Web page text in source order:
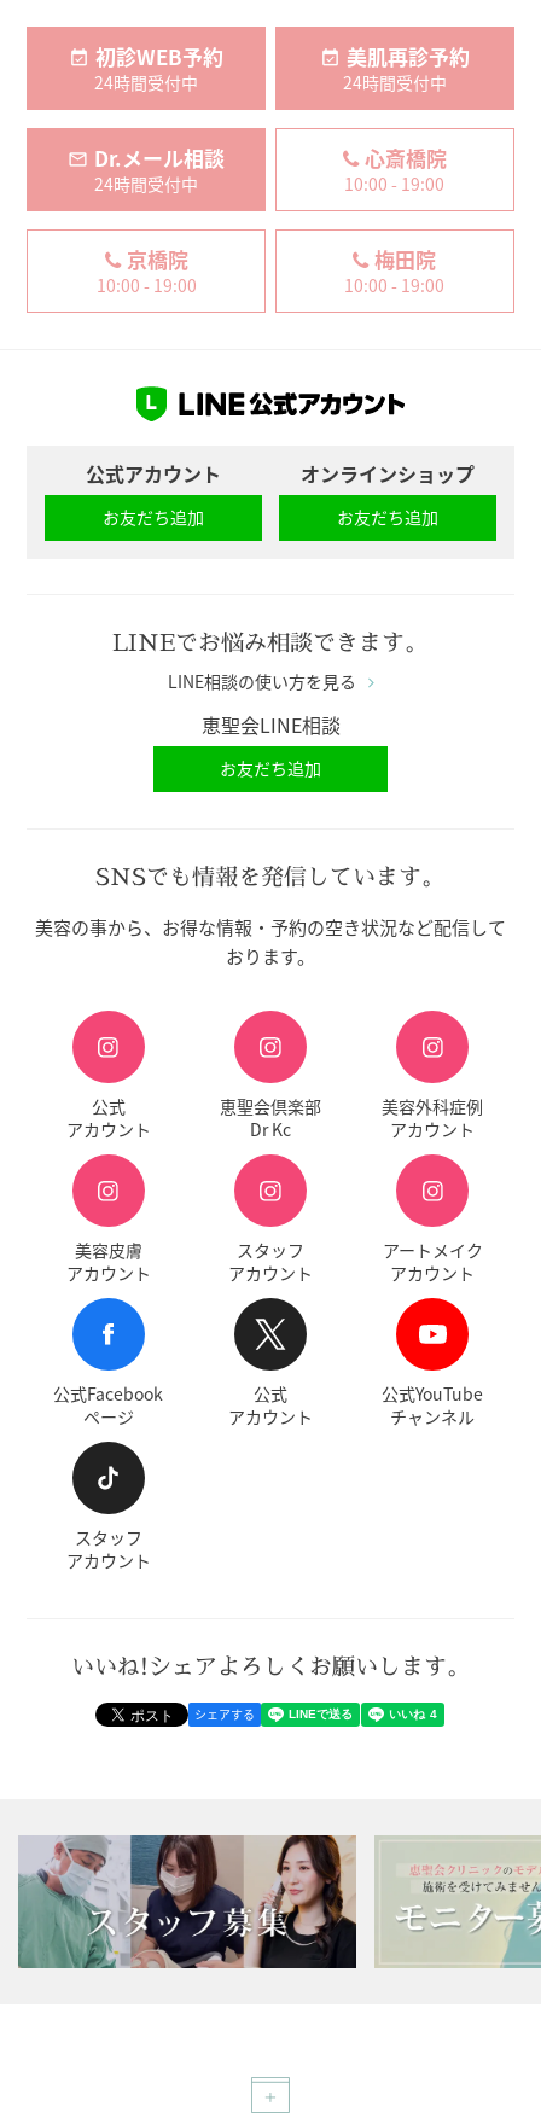
初診WEB予約
24時間受付中
美肌再診予約
24時間受付中
Dr.メール相談
24時間受付中
心斎橋院
10:00 - 19:00
京橋院
10:00 - 19:00
梅田院
10:00 - 19:00
公式アカウント
お友だち追加
オンラインショップ
お友だち追加
LINEでお悩み相談できます。
LINE相談の使い方を見る
恵聖会LINE相談
お友だち追加
SNSでも情報を発信しています。
美容の事から、お得な情報・予約の空き状況など配信して
おります。
公式
アカウント
恵聖会倶楽部
Dr Kc
美容外科症例
アカウント
美容皮膚
アカウント
スタッフ
アカウント
アートメイク
アカウント
公式Facebook
ページ
公式
アカウント
公式YouTube
チャンネル
スタッフ
アカウント
いいね!シェアよろしくお願いします。
シェアする